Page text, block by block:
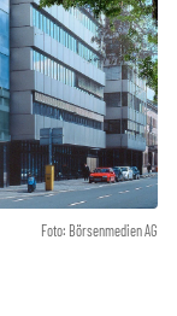
Foto: Börsenmedien AG